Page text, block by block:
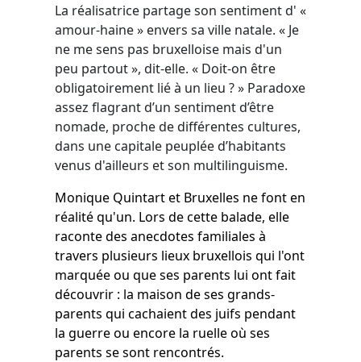
La réalisatrice partage son sentiment d' «
amour-haine » envers sa ville natale. « Je
ne me sens pas bruxelloise mais d'un
peu partout », dit-elle. « Doit-on être
obligatoirement lié à un lieu ? » Paradoxe
assez flagrant d’un sentiment d’être
nomade, proche de différentes cultures,
dans une capitale peuplée d’habitants
venus d'ailleurs et son multilinguisme.
Monique Quintart et Bruxelles ne font en
réalité qu'un. Lors de cette balade, elle
raconte des anecdotes familiales à
travers plusieurs lieux bruxellois qui l'ont
marquée ou que ses parents lui ont fait
découvrir : la maison de ses grands-
parents qui cachaient des juifs pendant
la guerre ou encore la ruelle où ses
parents se sont rencontrés.